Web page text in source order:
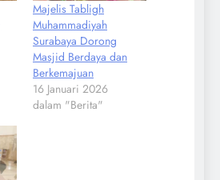
Majelis Tabligh
Muhammadiyah
Surabaya Dorong
Masjid Berdaya dan
Berkemajuan
16 Januari 2026
dalam "Berita"